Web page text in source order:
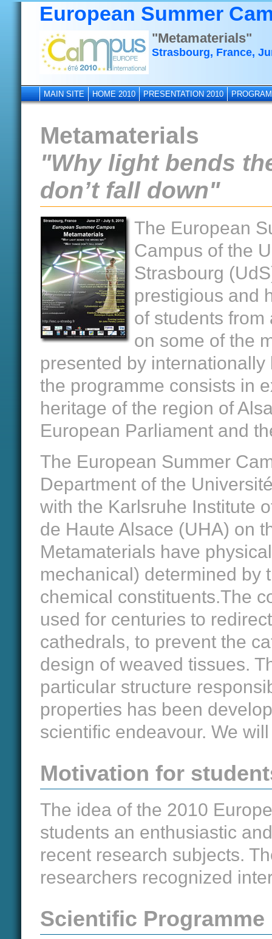
European Summer
"Metamaterials"
Strasbourg, France,
MAIN SITE HOME 2010 PRESENTATION 2010
Metamaterials
"Why light bends
don’t fall down"
The European
Campus of the
Strasbourg
prestigious and
of students
on some of the
presented by
the programme consists in
heritage of the region of
European Parliament and
The European Summer
Department of the
with the Karlsruhe Institute
de Haute Alsace (UHA) on
Metamaterials have
mechanical) determined by
chemical constituents.The
used for centuries to
cathedrals, to prevent the
design of weaved tissues.
particular structure
properties has been
scientific endeavour. We
Motivation for
The idea of the 2010
students an enthusiastic
recent research subjects.
researchers recognized
Scientific Programme